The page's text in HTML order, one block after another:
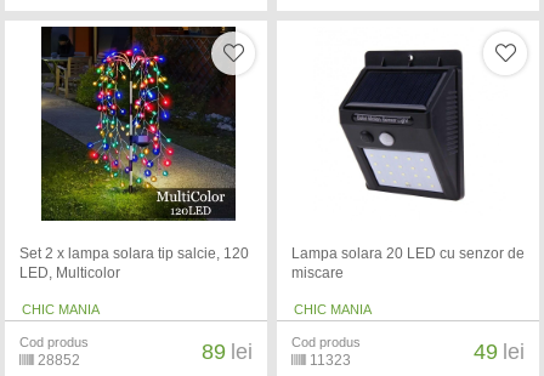
Set 2 x lampa solara tip salcie, 120
LED, Multicolor
CHIC MANIA
Cod produs
28852 89 lei
Lampa solara 20 LED cu senzor de
miscare
CHIC MANIA
Cod produs
11323 49 lei